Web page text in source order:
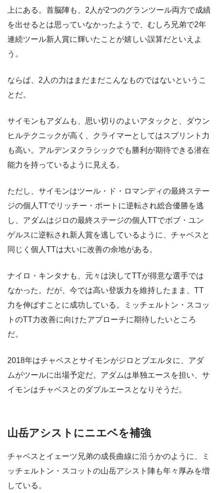
上にある。首脳陣も、2人が2つのグランツール両方で成績
を出せるとは思っていなかったようで、むしろ兄弟で2年
連続ツール新人賞に輝いたことが嬉しい誤算だといえよ
う。
ならば、2人の力はまだまだこんなものではないというこ
とだ。
サイモンもアダムも、思い切りのよいアタックと、ダウン
ヒルテクニックが高く、クライマーとしてはスプリント力
も高い。アルデンヌクラシックでも勝利が期待できる潜在
能力を持っているように見える。
ただし、サイモンはツール・ド・ロマンディの最終ステー
ジの個人TTでリッチー・ポートに逆転され総合優勝を逃
し、アダムはジロの最終ステージの個人TTでボブ・ユン
ゲルスに逆転され新人賞を逃しているように、チャベスと
同じく個人TTは大いに改善の余地がある。
ナイロ・キンタナも、元々は決してTTが得意な選手では
なかった。だが、今では高い登坂力を維持したまま、TT
力を伸ばすことに成功している。ミッチェルトン・スコッ
トのTT力改善に向けたアプローチに期待したいところ
だ。
2018年はチャベスとサイモンがジロとブエルタに、アダ
ムがツールに出場予定だ。アダムは単独エースを担い、サ
イモンはチャベスとのダブルエースとなりそうだ。
山岳アシストにニエベを補強
チャベスとイェーツ兄弟の成長曲線に沿うかのように、ミ
ッチェルトン・スコットの山岳アシスト陣も年々厚みを増
している。